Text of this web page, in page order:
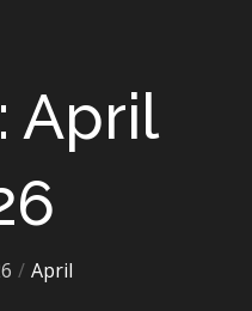
April
April